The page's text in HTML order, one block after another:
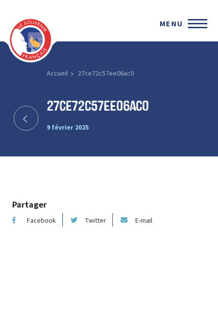
MENU
Accueil 27ce72c57ee06ac0
27ce72c57ee06ac0
9 février 2025
Partager
Facebook Twitter E-mail